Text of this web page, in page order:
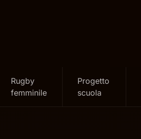
Rugby
femminile
Progetto
scuola